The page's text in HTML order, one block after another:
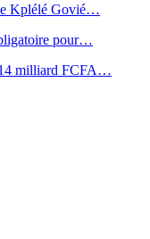
Kplélé Govié…
pour…
milliard FCFA…